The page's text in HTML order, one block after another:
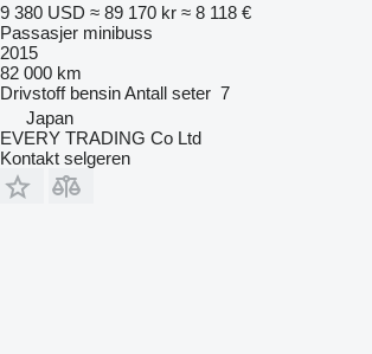
9 380 USD ≈ 89 170 kr ≈ 8 118 €
Passasjer minibuss
2015
82 000 km
Drivstoff bensinAntall seter 7
Japan
EVERY TRADING Co Ltd
Kontakt selgeren